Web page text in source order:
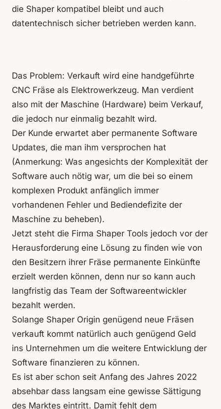
die Shaper kompatibel bleibt und auch
datentechnisch sicher betrieben werden kann.
Das Problem: Verkauft wird eine handgeführte
CNC Fräse als Elektrowerkzeug. Man verdient
also mit der Maschine (Hardware) beim Verkauf,
die jedoch nur einmalig bezahlt wird.
Der Kunde erwartet aber permanente Software
Updates, die man ihm versprochen hat
(Anmerkung: Was angesichts der Komplexität der
Software auch nötig war, um die bei so einem
komplexen Produkt anfänglich immer
vorhandenen Fehler und Bediendefizite der
Maschine zu beheben).
Jetzt steht die Firma Shaper Tools jedoch vor der
Herausforderung eine Lösung zu finden wie von
den Besitzern ihrer Fräse permanente Einkünfte
erzielt werden können, denn nur so kann auch
langfristig das Team der Softwareentwickler
bezahlt werden.
Solange Shaper Origin genügend neue Fräsen
verkauft kommt natürlich auch genügend Geld
ins Unternehmen um die weitere Entwicklung der
Software finanzieren zu können.
Es ist aber schon seit Anfang des Jahres 2022
absehbar dass langsam eine gewisse Sättigung
des Marktes eintritt. Damit fehlt dem